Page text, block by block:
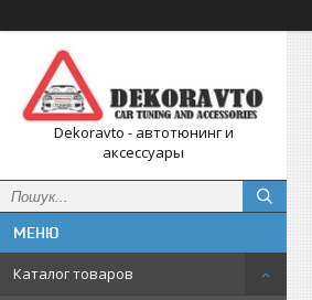
Dekoravto - автотюнинг и
аксессуары
Каталог товаров